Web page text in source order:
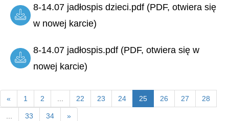
8-14.07 jadłospis dzieci.pdf (PDF, otwiera się
w nowej karcie)
8-14.07 jadłospis.pdf (PDF, otwiera się w
nowej karcie)
« 1 2 ... 22 23 24 25 26 27 28
... 33 34 »